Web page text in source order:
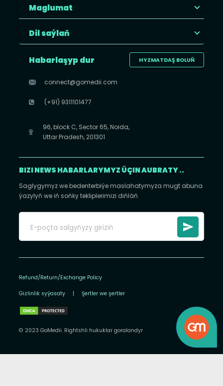
Maglumat
Dil saýlaň
HYZMATDAŞ BOLUŇ
Habarlaşyp dur
connect@gomedii.com
(+91) 9311101477
96, block C, Sector 65, Noida,
Uttar Pradesh, 201301
BIZI NEWS HABARLARYMYZ ÜÇIN AUBRATY ..
Saglygymyz we bedenterbiýe maslahatymyza mugt abuna
ýazylyň we iň soňky tekliplerimizi diňläň
Refund/Return/Exchange Policy
Gizlinlik syýasaty | Şertler we şertler
© 2023 GoMedii. Rightshli hukuklar goralandyr